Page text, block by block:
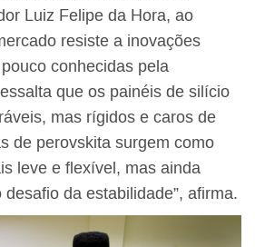
Luiz Felipe da Hora, ao
resiste a inovações
conhecidas pela
que os painéis de silício
mas rígidos e caros de
de perovskita surgem como
leve e flexível, mas ainda
da estabilidade”, afirma.